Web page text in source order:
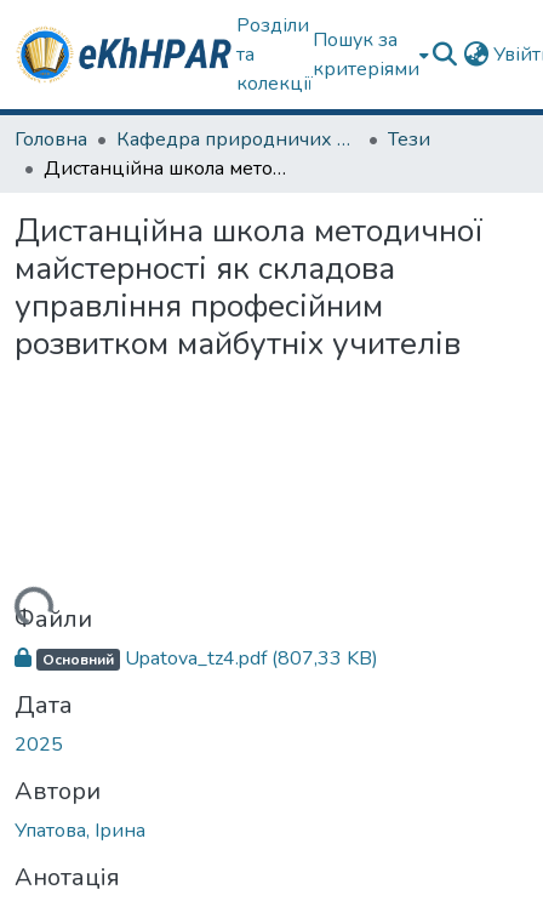
Розділи
та
колекції
Пошук за
критеріями
Головна Кафедра природничих наук та здоров'язбереження
Тези
Дистанційна школа методичної майстерності як складова управління професійним розвитком майбутніх учителів
Дистанційна школа методичної
майстерності як складова
управління професійним
розвитком майбутніх учителів
Файли
Основний Upatova_tz4.pdf(807,33 KB)
Дата
2025
Автори
Упатова, Ірина
Анотація